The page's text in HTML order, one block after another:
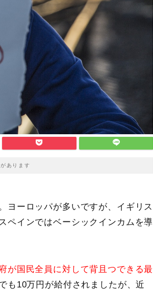
あります
ヨーロッパが多いですが、イギリス
ペインではベーシックインカム を導
が国民全員に対して背且つできる最
も10万円が給付されましたが、近